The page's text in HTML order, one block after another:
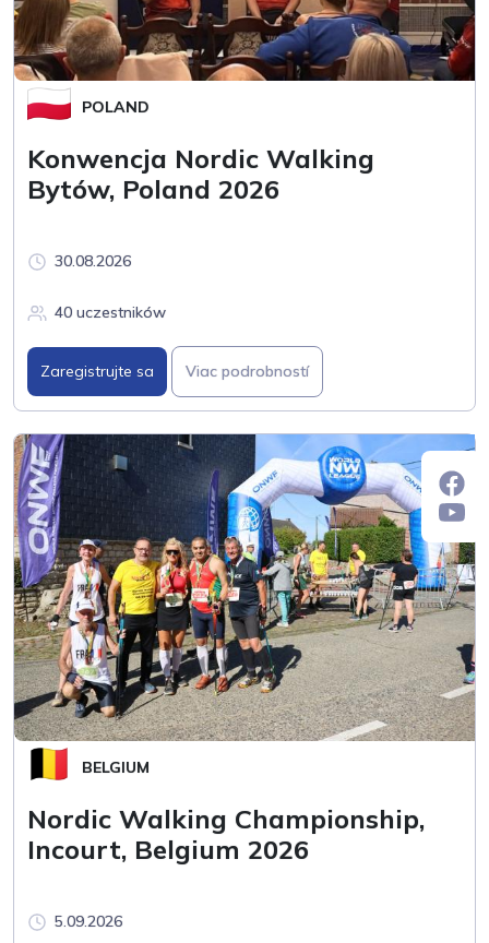
POLAND
Konwencja Nordic Walking
Bytów, Poland 2026
30.08.2026
40 uczestników
Zaregistrujte sa Viac podrobností
BELGIUM
Nordic Walking Championship,
Incourt, Belgium 2026
5.09.2026